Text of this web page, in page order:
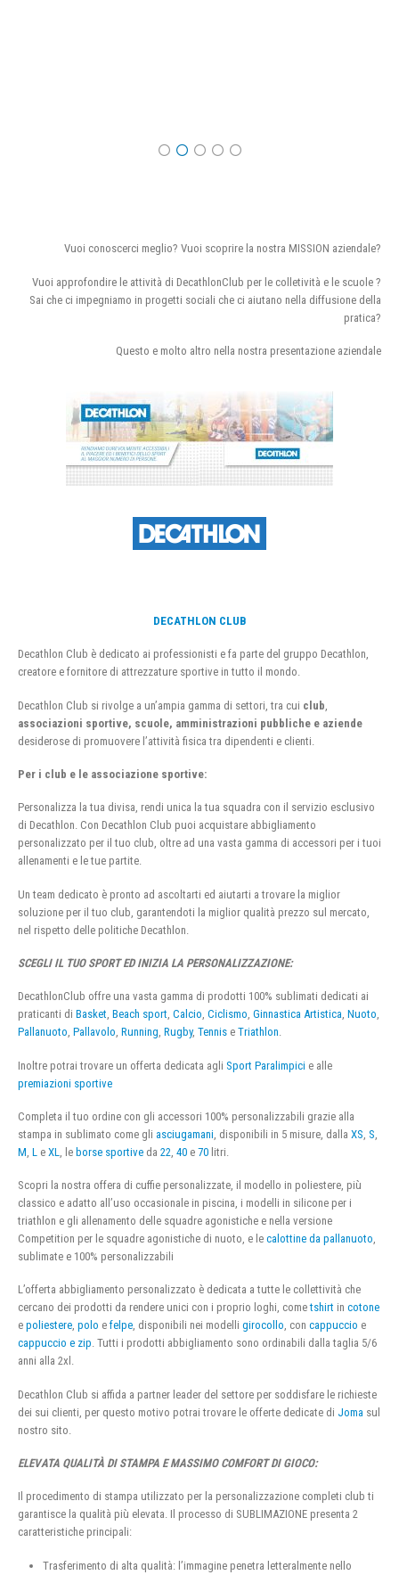
Vuoi conoscerci meglio? Vuoi scoprire la nostra MISSION aziendale?
Vuoi approfondire le attività di DecathlonClub per le colletività e le scuole ?
Sai che ci impegniamo in progetti sociali che ci aiutano nella diffusione della
pratica?
Questo e molto altro nella nostra presentazione aziendale
DECATHLON CLUB
Decathlon Club è dedicato ai professionisti e fa parte del gruppo Decathlon,
creatore e fornitore di attrezzature sportive in tutto il mondo.
Decathlon Club si rivolge a un’ampia gamma di settori, tra cui club
associazioni sportive, scuole, amministrazioni pubbliche e aziende
desiderose di promuovere l’attività fisica tra dipendenti e clienti.
Per i club e le associazione sportive:
Personalizza la tua divisa, rendi unica la tua squadra con il servizio esclusivo
di Decathlon. Con Decathlon Club puoi acquistare abbigliamento
personalizzato per il tuo club, oltre ad una vasta gamma di accessori per i tuoi
allenamenti e le tue partite.
Un team dedicato è pronto ad ascoltarti ed aiutarti a trovare la miglior
soluzione per il tuo club, garantendoti la miglior qualità prezzo sul mercato,
nel rispetto delle politiche Decathlon.
SCEGLI IL TUO SPORT ED INIZIA LA PERSONALIZZAZIONE:
DecathlonClub offre una vasta gamma di prodotti 100% sublimati dedicati ai
praticanti di Basket, Beach sport, Calcio, Ciclismo, Ginnastica Artistica, Nuoto,
Pallanuoto, Pallavolo, Running, Rugby, Tennis e Triathlon.
Inoltre potrai trovare un offerta dedicata agli Sport Paralimpici e alle
premiazioni sportive
Completa il tuo ordine con gli accessori 100% personalizzabili grazie alla
stampa in sublimato come gli asciugamani , disponibili in 5 misure, dalla XS S
M L e XL , le borse sportive da 22 40 e 70 litri.
Scopri la nostra offera di cuffie personalizzate, il modello in poliestere, più
classico e adatto all’uso occasionale in piscina, i modelli in silicone per i
triathlon e gli allenamento delle squadre agonistiche e nella versione
Competition per le squadre agonistiche di nuoto, e le calottine da pallanuoto,
sublimate e 100% personalizzabili
L’offerta abbigliamento personalizzato è dedicata a tutte le collettività che
cercano dei prodotti da rendere unici con i proprio loghi, cometshirt in cotone
e poliestere, polo e felpe, disponibili nei modelli girocollo, con cappuccio e
cappuccio e zip. Tutti i prodotti abbigliamento sono ordinabili dalla taglia 5/6
anni alla 2xl.
Decathlon Club si affida a partner leader del settore per soddisfare le richieste
dei sui clienti, per questo motivo potrai trovare le offerte dedicate di Joma sul
nostro sito.
ELEVATA QUALITÀ DI STAMPA E MASSIMO COMFORT DI GIOCO:
Il procedimento di stampa utilizzato per la personalizzazione completi club ti
garantisce la qualità più elevata. Il processo di SUBLIMAZIONE presenta 2
caratteristiche principali:
Trasferimento di alta qualità: l’immagine penetra letteralmente nello